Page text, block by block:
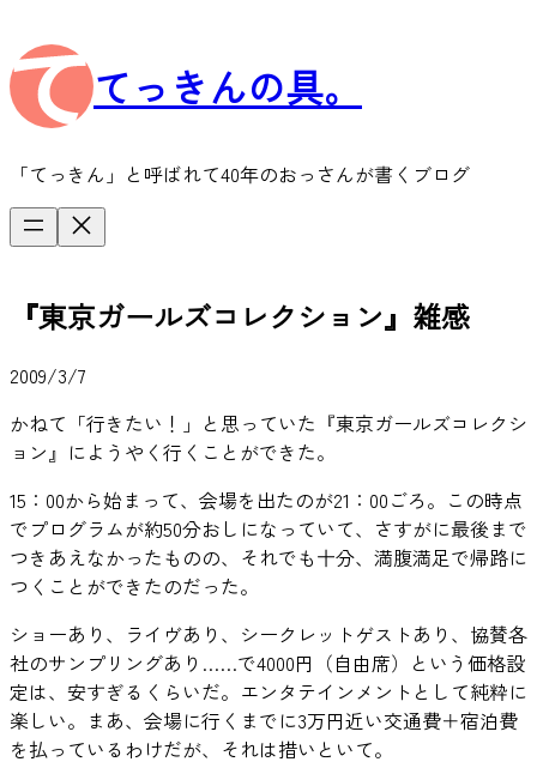
容
を
ス
ッ
てっきんの具。
「てっきん」と呼ばれて40年のおっさんが書くブログ
『東京ガールズコレクション』雑感
2009/3/7
かねて「行きたい！」と思っていた『東京ガールズコレクシ
ョン』にようやく行くことができた。
15：00から始まって、会場を出たのが21：00ごろ。この時点
でプログラムが約50分おしになっていて、さすがに最後まで
つきあえなかったものの、それでも十分、満腹満足で帰路に
つくことができたのだった。
ショーあり、ライヴあり、シークレットゲストあり、協賛各
社のサンプリングあり……で4000円（自由席）という価格設
定は、安すぎるくらいだ。エンタテインメントとして純粋に
楽しい。まあ、会場に行くまでに3万円近い交通費＋宿泊費
を払っているわけだが、それは措いといて。